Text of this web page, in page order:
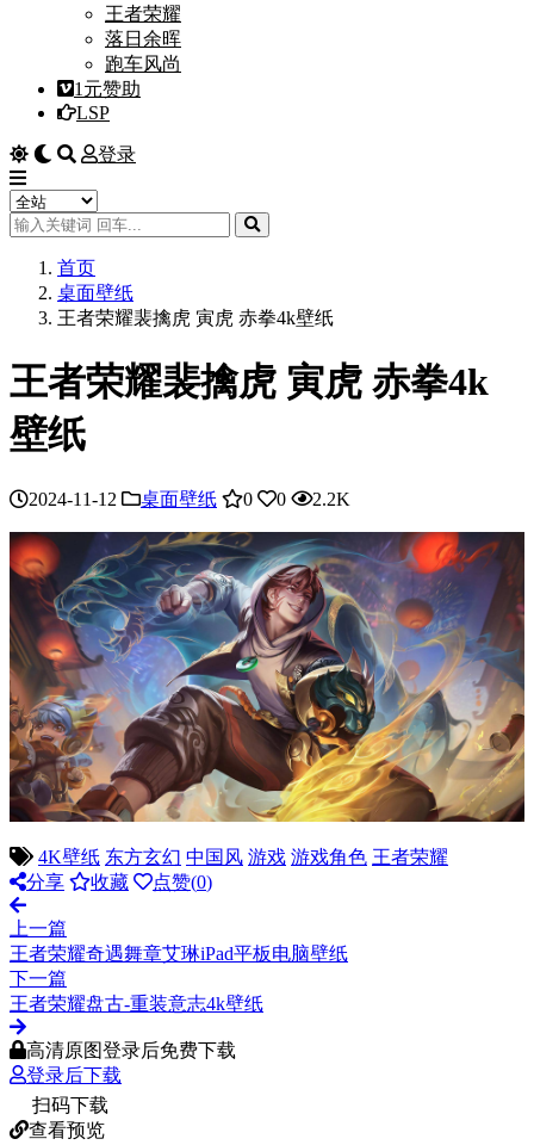
王者荣耀
落日余晖
跑车风尚
1元赞助
LSP
登录
首页
桌面壁纸
王者荣耀裴擒虎 寅虎 赤拳4k壁纸
王者荣耀裴擒虎 寅虎 赤拳4k
壁纸
2024-11-12 桌面壁纸 0 0 2.2K
4K壁纸 东方玄幻 中国风 游戏 游戏角色 王者荣耀
分享
收藏 点赞(0)
上一篇
王者荣耀奇遇舞章艾琳iPad平板电脑壁纸
下一篇
王者荣耀盘古-重装意志4k壁纸
高清原图登录后免费下载
登录后下载
扫码下载
查看预览